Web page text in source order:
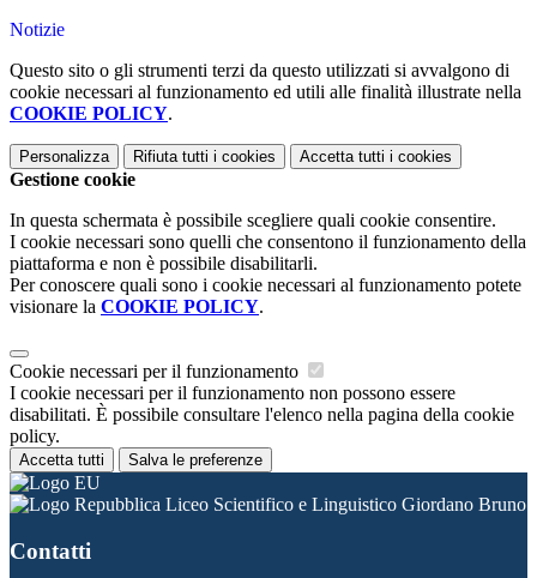
Notizie
Questo sito o gli strumenti terzi da questo utilizzati si avvalgono di
cookie necessari al funzionamento ed utili alle finalità illustrate nella
COOKIE POLICY.
Personalizza Rifiuta tutti i cookies Accetta tutti i cookies
Gestione cookie
In questa schermata è possibile scegliere quali cookie consentire.
I cookie necessari sono quelli che consentono il funzionamento della
piattaforma e non è possibile disabilitarli.
Per conoscere quali sono i cookie necessari al funzionamento potete
visionare la COOKIE POLICY.
Cookie necessari per il funzionamento
I cookie necessari per il funzionamento non possono essere
disabilitati. È possibile consultare l'elenco nella pagina della cookie
policy.
Accetta tutti Salva le preferenze
Liceo Scientifico e Linguistico Giordano Bruno
Contatti